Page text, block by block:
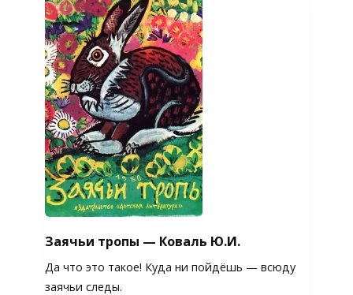
Заячьи тропы — Коваль Ю.И.
Да что это такое! Куда ни пойдёшь — всюду
заячьи следы.